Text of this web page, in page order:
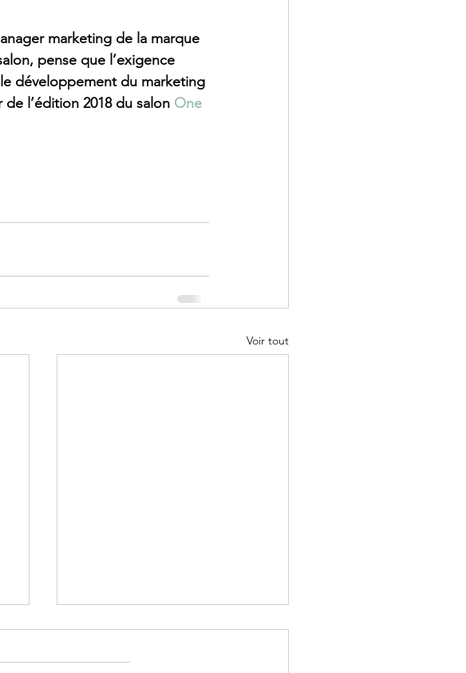
marketing de la marque
pense que l’exigence
développement du marketing
l’édition 2018 du salon One
Voir tout